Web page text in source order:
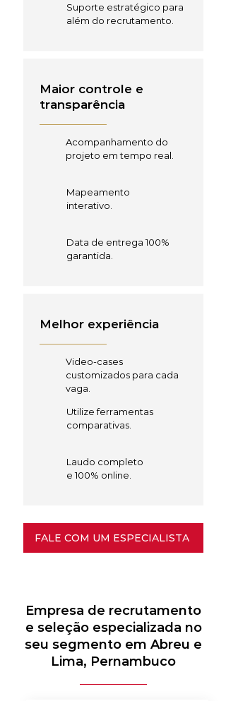
Suporte estratégico para
além do recrutamento.
Maior controle e
transparência
Acompanhamento do
projeto em tempo real.
Mapeamento
interativo.
Data de entrega 100%
garantida.
Melhor experiência
Video-cases
customizados para cada
vaga.
Utilize ferramentas
comparativas.
Laudo completo
e 100% online.
FALE COM UM ESPECIALISTA
Empresa de recrutamento
e seleção especializada no
seu segmento em Abreu e
Lima, Pernambuco